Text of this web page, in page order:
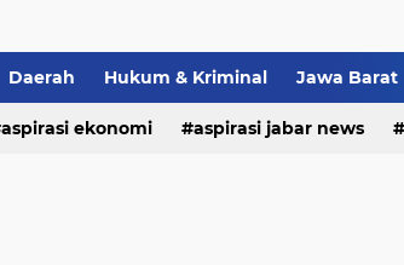
Daerah Hukum & Kriminal Jawa Barat
aspirasi ekonomi aspirasi jabar news